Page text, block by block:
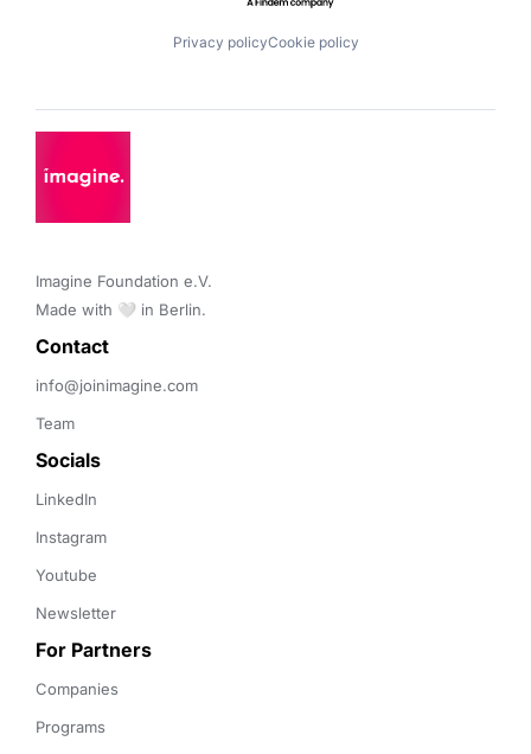
Privacy policyCookie policy
Imagine Foundation e.V.
Made with 🤍 in Berlin.
Contact
info@joinimagine.com
Team
Socials
LinkedIn
Instagram
Youtube
Newsletter
For Partners
Companies
Programs